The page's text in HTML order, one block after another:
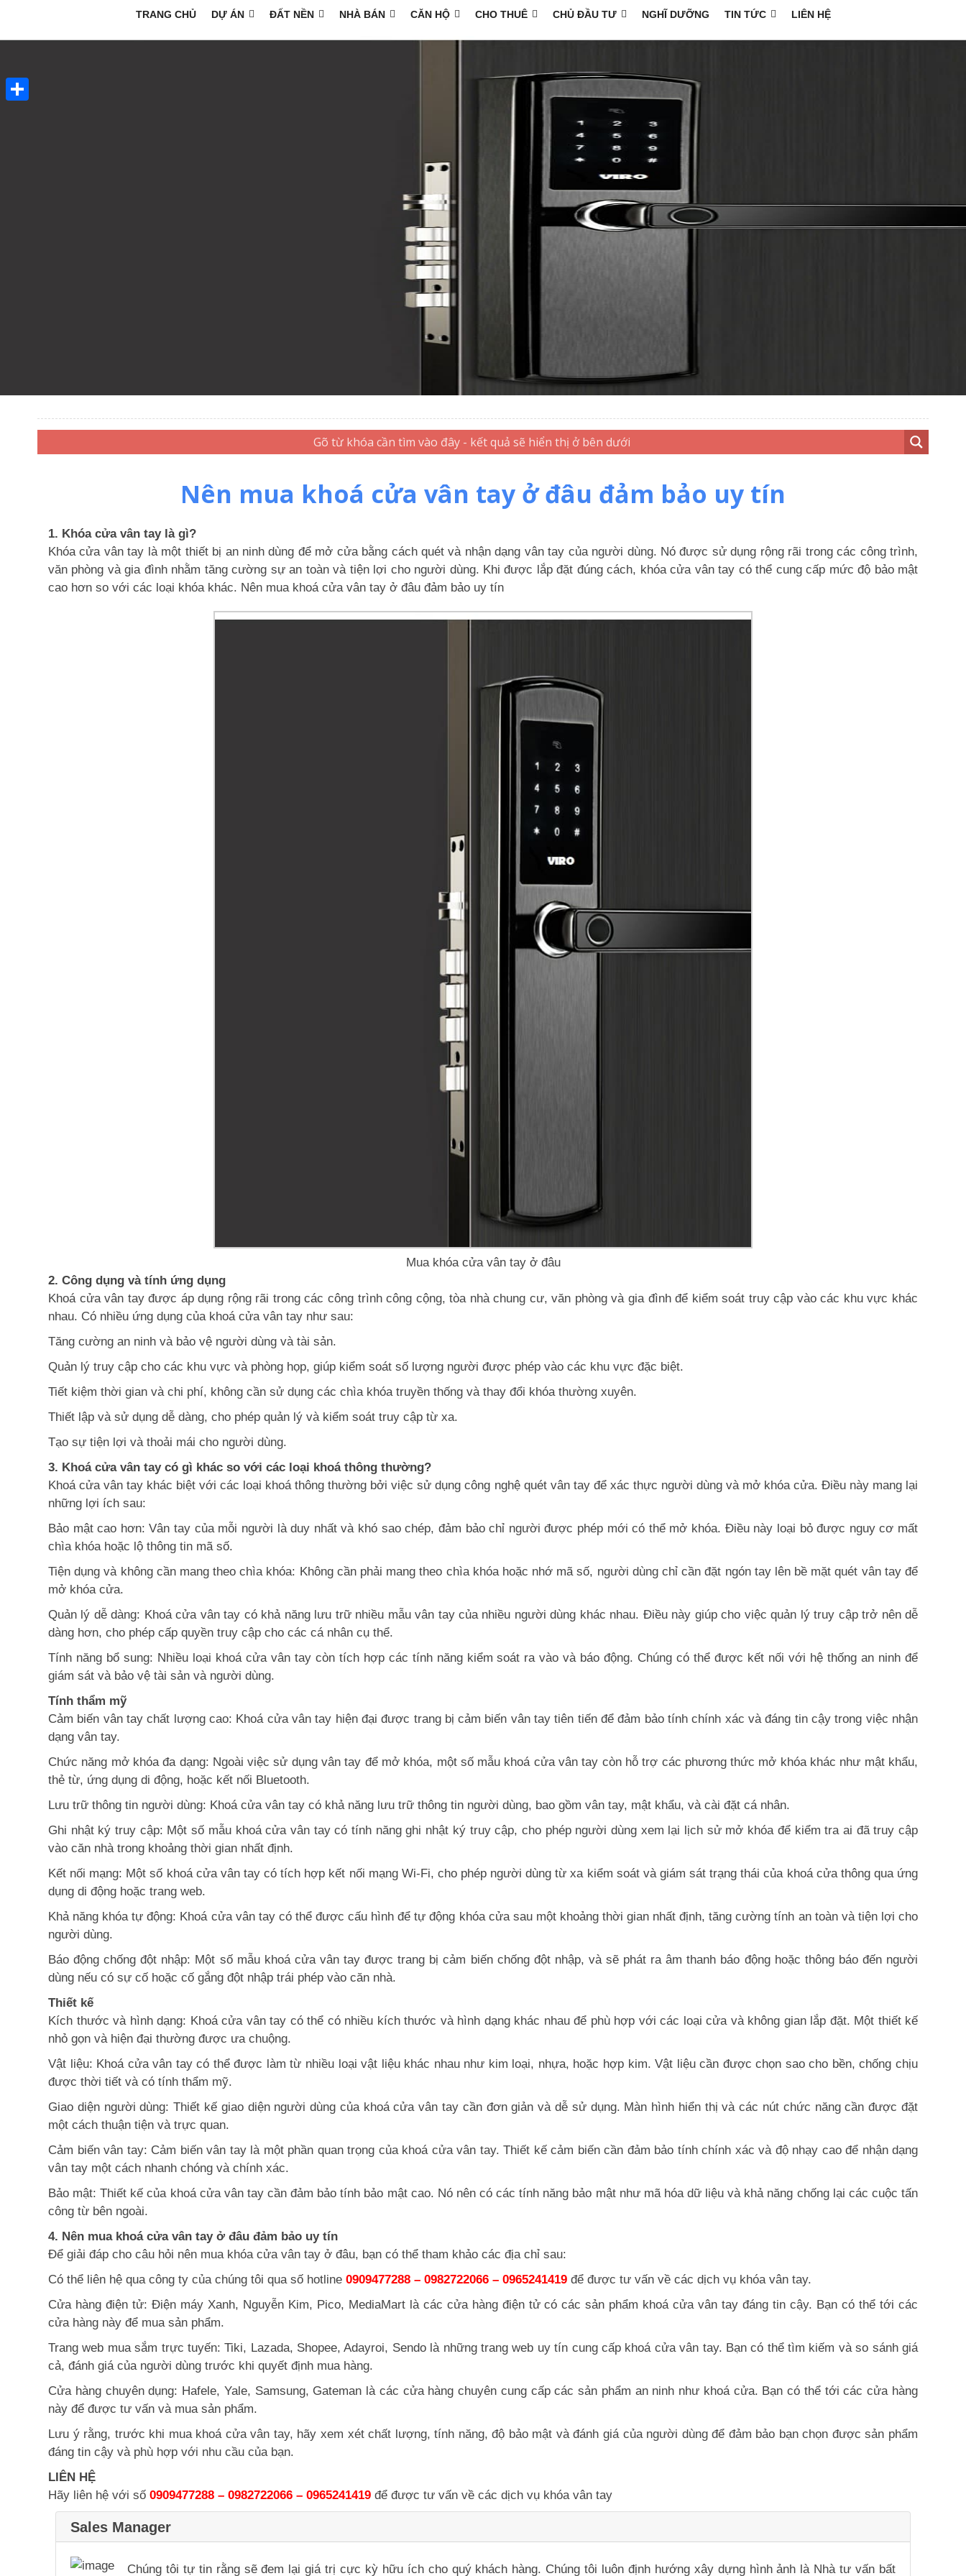
TRANG CHỦ DỰ ÁN ĐẤT NỀN NHÀ BÁN CĂN HỘ CHO THUÊ CHỦ ĐẦU TƯ NGHĨ DƯỠNG TIN TỨC LIÊN HỆ
Nên mua khoá cửa vân tay ở đâu đảm bảo uy tín
1. Khóa cửa vân tay là gì?
Khóa cửa vân tay là một thiết bị an ninh dùng để mở cửa bằng cách quét và nhận dạng vân tay của người dùng. Nó được sử dụng rộng rãi trong các công trình,
văn phòng và gia đình nhằm tăng cường sự an toàn và tiện lợi cho người dùng. Khi được lắp đặt đúng cách, khóa cửa vân tay có thể cung cấp mức độ bảo mật
cao hơn so với các loại khóa khác. Nên mua khoá cửa vân tay ở đâu đảm bảo uy tín
Mua khóa cửa vân tay ở đâu
2. Công dụng và tính ứng dụng
Khoá cửa vân tay được áp dụng rộng rãi trong các công trình công cộng, tòa nhà chung cư, văn phòng và gia đình để kiểm soát truy cập vào các khu vực khác
nhau. Có nhiều ứng dụng của khoá cửa vân tay như sau:
Tăng cường an ninh và bảo vệ người dùng và tài sản.
Quản lý truy cập cho các khu vực và phòng họp, giúp kiểm soát số lượng người được phép vào các khu vực đặc biệt.
Tiết kiệm thời gian và chi phí, không cần sử dụng các chìa khóa truyền thống và thay đổi khóa thường xuyên.
Thiết lập và sử dụng dễ dàng, cho phép quản lý và kiểm soát truy cập từ xa.
Tạo sự tiện lợi và thoải mái cho người dùng.
3. Khoá cửa vân tay có gì khác so với các loại khoá thông thường?
Khoá cửa vân tay khác biệt với các loại khoá thông thường bởi việc sử dụng công nghệ quét vân tay để xác thực người dùng và mở khóa cửa. Điều này mang lại
những lợi ích sau:
Bảo mật cao hơn: Vân tay của mỗi người là duy nhất và khó sao chép, đảm bảo chỉ người được phép mới có thể mở khóa. Điều này loại bỏ được nguy cơ mất
chìa khóa hoặc lộ thông tin mã số.
Tiện dụng và không cần mang theo chìa khóa: Không cần phải mang theo chìa khóa hoặc nhớ mã số, người dùng chỉ cần đặt ngón tay lên bề mặt quét vân tay để
mở khóa cửa.
Quản lý dễ dàng: Khoá cửa vân tay có khả năng lưu trữ nhiều mẫu vân tay của nhiều người dùng khác nhau. Điều này giúp cho việc quản lý truy cập trở nên dễ
dàng hơn, cho phép cấp quyền truy cập cho các cá nhân cụ thể.
Tính năng bổ sung: Nhiều loại khoá cửa vân tay còn tích hợp các tính năng kiểm soát ra vào và báo động. Chúng có thể được kết nối với hệ thống an ninh để
giám sát và bảo vệ tài sản và người dùng.
Tính thẩm mỹ
Cảm biến vân tay chất lượng cao: Khoá cửa vân tay hiện đại được trang bị cảm biến vân tay tiên tiến để đảm bảo tính chính xác và đáng tin cậy trong việc nhận
dạng vân tay.
Chức năng mở khóa đa dạng: Ngoài việc sử dụng vân tay để mở khóa, một số mẫu khoá cửa vân tay còn hỗ trợ các phương thức mở khóa khác như mật khẩu,
thẻ từ, ứng dụng di động, hoặc kết nối Bluetooth.
Lưu trữ thông tin người dùng: Khoá cửa vân tay có khả năng lưu trữ thông tin người dùng, bao gồm vân tay, mật khẩu, và cài đặt cá nhân.
Ghi nhật ký truy cập: Một số mẫu khoá cửa vân tay có tính năng ghi nhật ký truy cập, cho phép người dùng xem lại lịch sử mở khóa để kiểm tra ai đã truy cập
vào căn nhà trong khoảng thời gian nhất định.
Kết nối mạng: Một số khoá cửa vân tay có tích hợp kết nối mạng Wi-Fi, cho phép người dùng từ xa kiểm soát và giám sát trạng thái của khoá cửa thông qua ứng
dụng di động hoặc trang web.
Khả năng khóa tự động: Khoá cửa vân tay có thể được cấu hình để tự động khóa cửa sau một khoảng thời gian nhất định, tăng cường tính an toàn và tiện lợi cho
người dùng.
Báo động chống đột nhập: Một số mẫu khoá cửa vân tay được trang bị cảm biến chống đột nhập, và sẽ phát ra âm thanh báo động hoặc thông báo đến người
dùng nếu có sự cố hoặc cố gắng đột nhập trái phép vào căn nhà.
Thiết kế
Kích thước và hình dạng: Khoá cửa vân tay có thể có nhiều kích thước và hình dạng khác nhau để phù hợp với các loại cửa và không gian lắp đặt. Một thiết kế
nhỏ gọn và hiện đại thường được ưa chuộng.
Vật liệu: Khoá cửa vân tay có thể được làm từ nhiều loại vật liệu khác nhau như kim loại, nhựa, hoặc hợp kim. Vật liệu cần được chọn sao cho bền, chống chịu
được thời tiết và có tính thẩm mỹ.
Giao diện người dùng: Thiết kế giao diện người dùng của khoá cửa vân tay cần đơn giản và dễ sử dụng. Màn hình hiển thị và các nút chức năng cần được đặt
một cách thuận tiện và trực quan.
Cảm biến vân tay: Cảm biến vân tay là một phần quan trọng của khoá cửa vân tay. Thiết kế cảm biến cần đảm bảo tính chính xác và độ nhạy cao để nhận dạng
vân tay một cách nhanh chóng và chính xác.
Bảo mật: Thiết kế của khoá cửa vân tay cần đảm bảo tính bảo mật cao. Nó nên có các tính năng bảo mật như mã hóa dữ liệu và khả năng chống lại các cuộc tấn
công từ bên ngoài.
4. Nên mua khoá cửa vân tay ở đâu đảm bảo uy tín
Để giải đáp cho câu hỏi nên mua khóa cửa vân tay ở đâu, bạn có thể tham khảo các địa chỉ sau:
Có thể liên hệ qua công ty của chúng tôi qua số hotline 0909477288 – 0982722066 – 0965241419 để được tư vấn về các dịch vụ khóa vân tay.
Cửa hàng điện tử: Điện máy Xanh, Nguyễn Kim, Pico, MediaMart là các cửa hàng điện tử có các sản phẩm khoá cửa vân tay đáng tin cậy. Bạn có thể tới các
cửa hàng này để mua sản phẩm.
Trang web mua sắm trực tuyến: Tiki, Lazada, Shopee, Adayroi, Sendo là những trang web uy tín cung cấp khoá cửa vân tay. Bạn có thể tìm kiếm và so sánh giá
cả, đánh giá của người dùng trước khi quyết định mua hàng.
Cửa hàng chuyên dụng: Hafele, Yale, Samsung, Gateman là các cửa hàng chuyên cung cấp các sản phẩm an ninh như khoá cửa. Bạn có thể tới các cửa hàng
này để được tư vấn và mua sản phẩm.
Lưu ý rằng, trước khi mua khoá cửa vân tay, hãy xem xét chất lượng, tính năng, độ bảo mật và đánh giá của người dùng để đảm bảo bạn chọn được sản phẩm
đáng tin cậy và phù hợp với nhu cầu của bạn.
LIÊN HỆ
Hãy liên hệ với số 0909477288 – 0982722066 – 0965241419 để được tư vấn về các dịch vụ khóa vân tay
Sales Manager
Chúng tôi tự tin rằng sẽ đem lại giá trị cực kỳ hữu ích cho quý khách hàng. Chúng tôi luôn định hướng xây dựng hình ảnh là Nhà tư vấn bất